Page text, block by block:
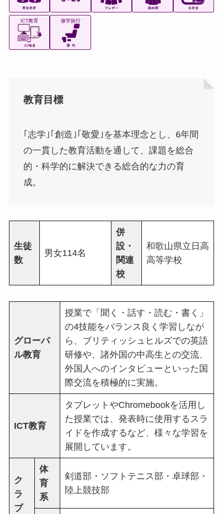
ICT教育 修学旅行
教育目標
｢志学｣｢創造｣｢敬愛｣を基本理念とし、6年間
の一貫した教育活動を通して、課題を総合
的・科学的に解決できる総合的な力の育
成。
生徒
数
男女114名
併
設・
関連
校
和歌山県立日高
高等学校
グローバ
ル教育
授業で「聞く・話す・読む・書く」
の4技能をバランス良く学習しなが
ら、ブリティッシュヒルズでの英語
研修や、諸外国の中高生との交流、
外国人へのインタビューといった国
際交流を積極的に実施。
ICT教育
タブレットやChromebookを活用し
た授業では、発表時に使用するスラ
イドを作成するなど、様々な学習を
展開しています。
ク
ラ
ブ
体
育
系
剣道部・ソフトテニス部・卓球部・
陸上競技部